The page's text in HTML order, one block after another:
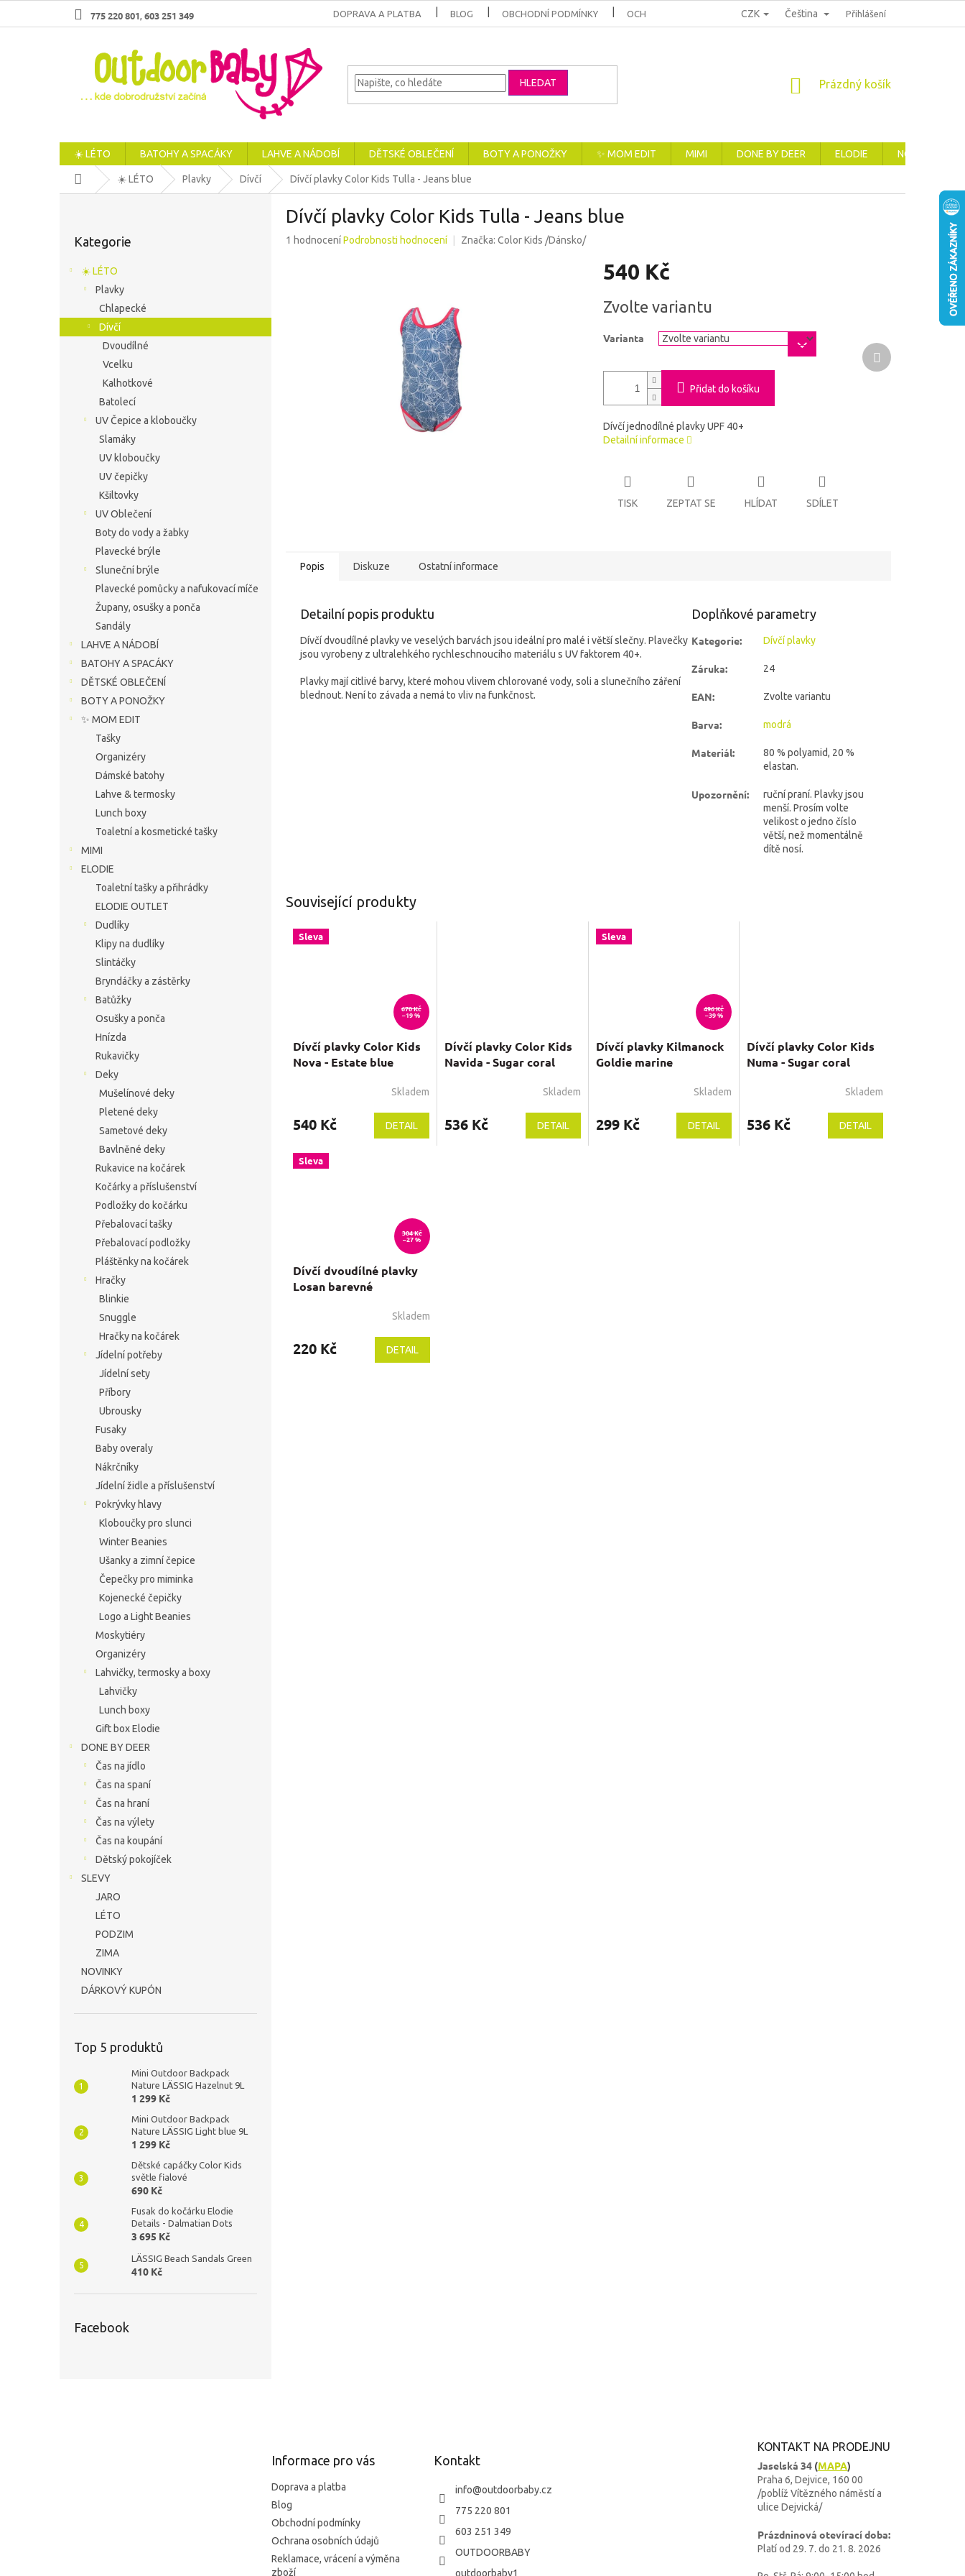
775 220 801 603 251 349 DOPRAVA A PLATBA BLOG OBCHODNÍ PODMÍNKY OCHRANA OSOBNÍCH ÚDAJŮ REKLAMACE, VRÁCENÍ A VÝMĚNA ZBOŽÍ
CZK Čeština Přihlášení
HLEDAT
NÁKUPNÍ
Prázdný košík
☀️ LÉTO BATOHY A SPACÁKY LAHVE A NÁDOBÍ DĚTSKÉ OBLEČENÍ BOTY A PONOŽKY ✨ MOM EDIT MIMI DONE BY DEER ELODIE NOVINKY
Domů ☀️ LÉTO Plavky Dívčí Dívčí plavky Color Kids Tulla - Jeans blue
kategorie
Kategorie
☀️ LÉTO
Plavky
Chlapecké
Dívčí
Dvoudílné
Vcelku
Kalhotkové
Batolecí
UV Čepice a kloboučky
Slamáky
UV kloboučky
UV čepičky
Kšiltovky
UV Oblečení
Boty do vody a žabky
Plavecké brýle
Sluneční brýle
Plavecké pomůcky a nafukovací míče
Župany, osušky a ponča
Sandály
LAHVE A NÁDOBÍ
BATOHY A SPACÁKY
DĚTSKÉ OBLEČENÍ
BOTY A PONOŽKY
✨ MOM EDIT
Tašky
Organizéry
Dámské batohy
Lahve & termosky
Lunch boxy
Toaletní a kosmetické tašky
MIMI
ELODIE
Toaletní tašky a přihrádky
ELODIE OUTLET
Dudlíky
Klipy na dudlíky
Slintáčky
Bryndáčky a zástěrky
Batůžky
Osušky a ponča
Hnízda
Rukavičky
Deky
Mušelínové deky
Pletené deky
Sametové deky
Bavlněné deky
Rukavice na kočárek
Kočárky a příslušenství
Podložky do kočárku
Přebalovací tašky
Přebalovací podložky
Pláštěnky na kočárek
Hračky
Blinkie
Snuggle
Hračky na kočárek
Jídelní potřeby
Jídelní sety
Příbory
Ubrousky
Fusaky
Baby overaly
Nákrčníky
Jídelní židle a příslušenství
Pokrývky hlavy
Kloboučky pro slunci
Winter Beanies
Ušanky a zimní čepice
Čepečky pro miminka
Kojenecké čepičky
Logo a Light Beanies
Moskytiéry
Organizéry
Lahvičky, termosky a boxy
Lahvičky
Lunch boxy
Gift box Elodie
DONE BY DEER
Čas na jídlo
Čas na spaní
Čas na hraní
Čas na výlety
Čas na koupání
Dětský pokojíček
SLEVY
JARO
LÉTO
PODZIM
ZIMA
NOVINKY
DÁRKOVÝ KUPÓN
Top 5 produktů
Mini Outdoor Backpack
Nature LÄSSIG Hazelnut 9L
1 299 Kč
Mini Outdoor Backpack
Nature LÄSSIG Light blue 9L
1 299 Kč
Dětské capáčky Color Kids
světle fialové
690 Kč
Fusak do kočárku Elodie
Details - Dalmatian Dots
3 695 Kč
LÄSSIG Beach Sandals Green
410 Kč
Facebook
Dívčí plavky Color Kids Tulla - Jeans blue
Průměrné
1 hodnoceníPodrobnosti hodnocení Značka: Color Kids /Dánsko/
540 Kč
cena:
Zvolte variantu
Varianta
Přidat do košíku
Dívčí jednodílné plavky UPF 40+
Detailní informace
TISK ZEPTAT SE HLÍDAT SDÍLET
Další
produkt
Popis Diskuze Ostatní informace
Detailní popis produktu
Dívčí dvoudílné plavky ve veselých barvách jsou ideální pro malé i větší slečny. Plavečky
jsou vyrobeny z ultralehkého rychleschnoucího materiálu s UV faktorem 40+.
Plavky mají citlivé barvy, které mohou vlivem chlorované vody, soli a slunečního záření
blednout. Není to závada a nemá to vliv na funkčnost.
Doplňkové parametry
Kategorie: Dívčí plavky
Záruka: 24
EAN: Zvolte variantu
Barva: modrá
Materiál:
80 % polyamid, 20 %
elastan.
Upozornění:
ruční praní. Plavky jsou
menší. Prosím volte
velikost o jedno číslo
větší, než momentálně
dítě nosí.
Související produkty
Sleva
670 Kč
–19 %
Dívčí plavky Color Kids
Nova - Estate blue
Skladem
540 Kč DETAIL
Dívčí plavky Color Kids
Navida - Sugar coral
Skladem
536 Kč DETAIL
Sleva
496 Kč
–39 %
Dívčí plavky Kilmanock
Goldie marine
Skladem
299 Kč DETAIL
Dívčí plavky Color Kids
Numa - Sugar coral
Skladem
536 Kč DETAIL
Sleva
304 Kč
–27 %
Dívčí dvoudílné plavky
Losan barevné
Skladem
220 Kč DETAIL
Informace pro vás
Doprava a platba
Blog
Obchodní podmínky
Ochrana osobních údajů
Reklamace, vrácení a výměna
zboží
Kontakt
info@outdoorbaby.cz
775 220 801
603 251 349
OUTDOORBABY
outdoorbaby1
KONTAKT NA PRODEJNU
Jaselská 34 (MAPA)
Praha 6, Dejvice, 160 00
/poblíž Vítězného náměstí a
ulice Dejvická/
Prázdninová otevírací doba:
Platí od 29. 7. do 21. 8. 2026